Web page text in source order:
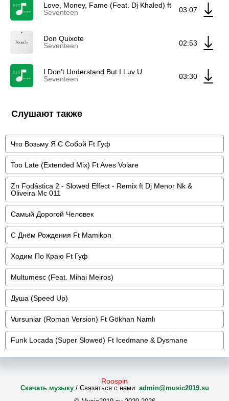
Love, Money, Fame (Feat. Dj Khaled) ft Dj Khaled
Seventeen
03:07
Don Quixote
Seventeen
02:53
I Don’t Understand But I Luv U
Seventeen
03:30
Слушают также
Что Возьму Я С Собой Ft Гуф
Too Late (Extended Mix) Ft Aves Volare
Zn Fodástica 2 - Slowed Effect - Remix ft Dj Menor Nk &
Oliveira Mc 011
Самый Дорогой Человек
С Днём Рождения Ft Mamikon
Ходим По Краю Ft Гуф
Multumesc (Feat. Mihai Meiros)
Душа (Speed Up)
Vursunlar (Roman Version) Ft Gökhan Namlı
Funk Locada (Super Slowed) Ft Icedmane & Dysmane
Roospin
Скачать музыку/ Связаться с нами: admin@music2019.su